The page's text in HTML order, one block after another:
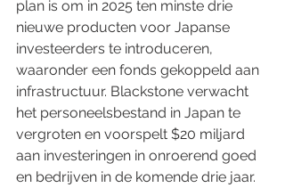
plan is om in 2025 ten minste drie
nieuwe producten voor Japanse
investeerders te introduceren,
waaronder een fonds gekoppeld aan
infrastructuur. Blackstone verwacht
het personeelsbestand in Japan te
vergroten en voorspelt $20 miljard
aan investeringen in onroerend goed
en bedrijven in de komende drie jaar.